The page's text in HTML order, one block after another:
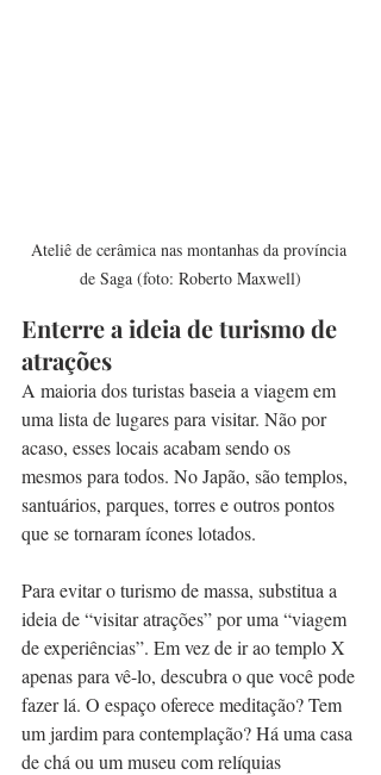
Ateliê de cerâmica nas montanhas da província
de Saga (foto: Roberto Maxwell)
Enterre a ideia de turismo de
atrações
A maioria dos turistas baseia a viagem em
uma lista de lugares para visitar. Não por
acaso, esses locais acabam sendo os
mesmos para todos. No Japão, são templos,
santuários, parques, torres e outros pontos
que se tornaram ícones lotados.
Para evitar o turismo de massa, substitua a
ideia de “visitar atrações” por uma “viagem
de experiências”. Em vez de ir ao templo X
apenas para vê-lo, descubra o que você pode
fazer lá. O espaço oferece meditação? Tem
um jardim para contemplação? Há uma casa
de chá ou um museu com relíquias